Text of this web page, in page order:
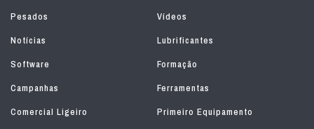
Pesados
Vídeos
Notícias
Lubrificantes
Software
Formação
Campanhas
Ferramentas
Comercial Ligeiro
Primeiro Equipamento